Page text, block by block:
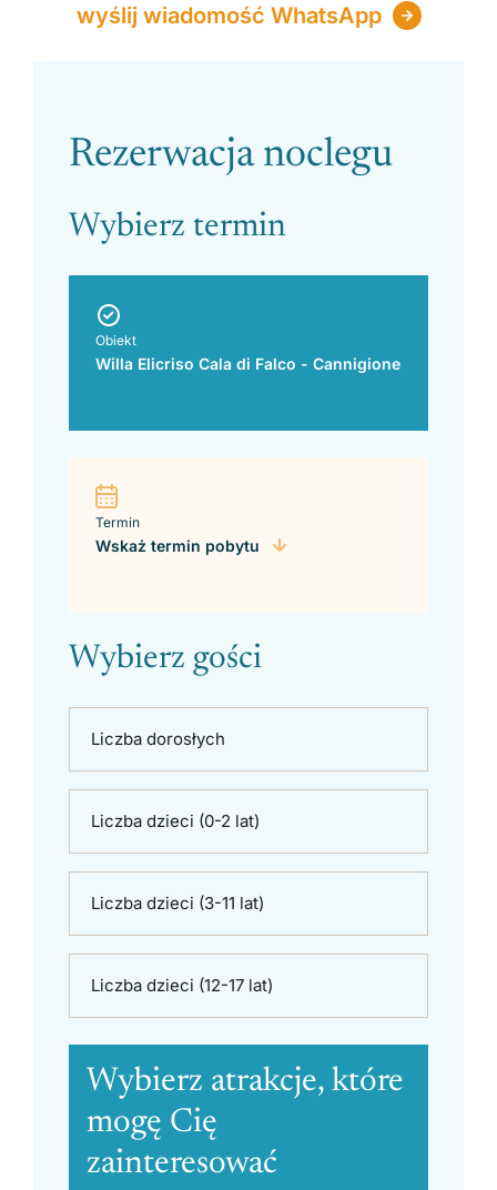
wyślij wiadomość WhatsApp
Please leave this field empty.
Rezerwacja noclegu
Wybierz termin
Obiekt
Willa Elicriso Cala di Falco - Cannigione
Termin
Wskaż termin pobytu
Wybierz gości
Liczba dorosłych
Liczba dzieci (0-2 lat)
Liczba dzieci (3-11 lat)
Liczba dzieci (12-17 lat)
Wybierz atrakcje, które
mogę Cię
zainteresować